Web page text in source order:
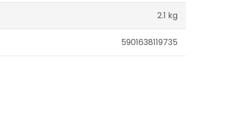
2.1 kg
5901638119735